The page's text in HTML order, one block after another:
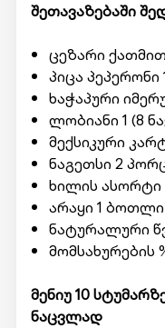
შეთავაზებაში
ცეზარი
პიცა პეპერონი
ხაჭაპური
ლობიანი 1 (8
მექსიკური
ნაგეთსი 2
ხილის ასორტი
არაყი 1
ნატურალური
მომსახურების
მენიუ 10
ნაცვლად